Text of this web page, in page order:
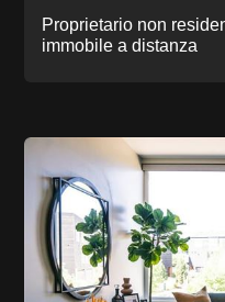
Proprietario non
immobile a distanza